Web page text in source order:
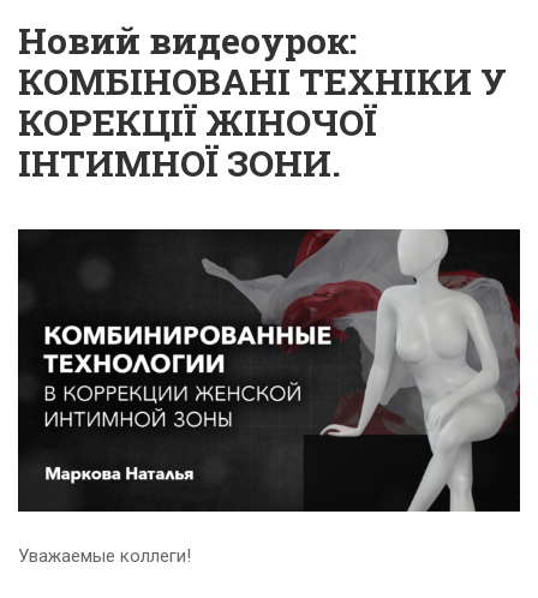
Новий видеоурок:
КОМБІНОВАНІ ТЕХНІКИ У
КОРЕКЦІЇ ЖІНОЧОЇ
ІНТИМНОЇ ЗОНИ.
Уважаемые коллеги!